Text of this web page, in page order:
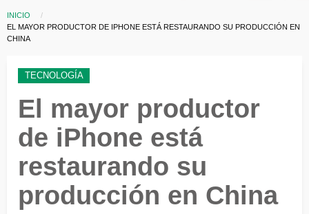
Sobrescribir enlaces de ayuda a la navegación
INICIO
CURRENT:
EL MAYOR PRODUCTOR DE IPHONE ESTÁ RESTAURANDO SU PRODUCCIÓN EN
CHINA
TECNOLOGÍA
El mayor productor
de iPhone está
restaurando su
producción en China